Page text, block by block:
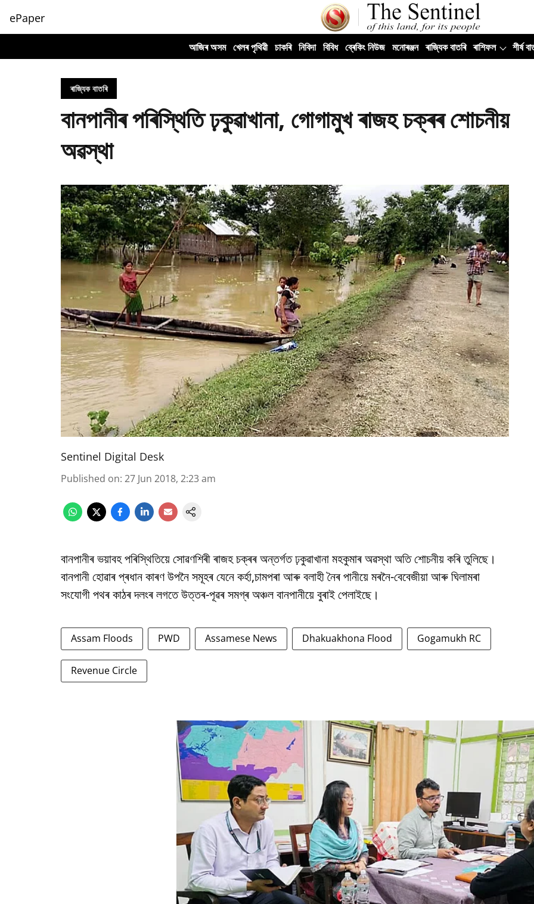
ePaper
আজিৰ অসম খেলৰ পৃথিৱী চাকৰি নিবিদা বিবিধ ব্ৰেকিং নিউজ মনোৰঞ্জন ৰাজ্যিক বাতৰি ৰাশিফল শীৰ্ষ
ৰাজ্যিক বাতৰি
বানপানীৰ পৰিস্থিতি ঢ়কুৱাখানা, গোগামুখ ৰাজহ চক্ৰৰ শোচনীয়
অৱস্থা
Sentinel Digital Desk
Published on: 27 Jun 2018, 2:23 am
বানপানীৰ ভয়াবহ পৰিস্থিতিয়ে সোৱণশিৰী ৰাজহ চক্ৰৰ অন্তৰ্গত ঢ়কুৱাখানা মহকুমাৰ অৱস্থা অতি শোচনীয় কৰি তুলিছে।
বানপানী হোৱাৰ প্ৰধান কাৰণ উপনৈ সমূহৰ যেনে কৰ্হা,চামপৰা আৰু বলাহী নৈৰ পানীয়ে মৰনৈ-বেবেজীয়া আৰু ঘিলামৰা
সংযোগী পথৰ কাঠৰ দলংৰ লগতে উত্তৰ-পূৱৰ সমগ্ৰ অঞ্চল বানপানীয়ে বুৰাই পেলাইছে।
Assam Floods PWD Assamese News Dhakuakhona Flood Gogamukh RC
Revenue Circle